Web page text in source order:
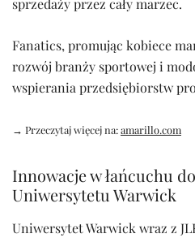
sprzedaży przez cały marzec.
Fanatics, promując kobiece
rozwój branży sportowej i
wspierania przedsiębiorstw
→ Przeczytaj więcej na:amarillo.com
Innowacje w łańcuchu
Uniwersytetu Warwick
Uniwersytet Warwick wraz z